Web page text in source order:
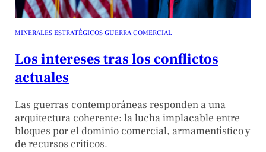
MINERALES ESTRATÉGICOS GUERRA COMERCIAL
Los intereses tras los conflictos
actuales
Las guerras contemporáneas responden a una
arquitectura coherente: la lucha implacable entre
bloques por el dominio comercial, armamentístico y
de recursos críticos.